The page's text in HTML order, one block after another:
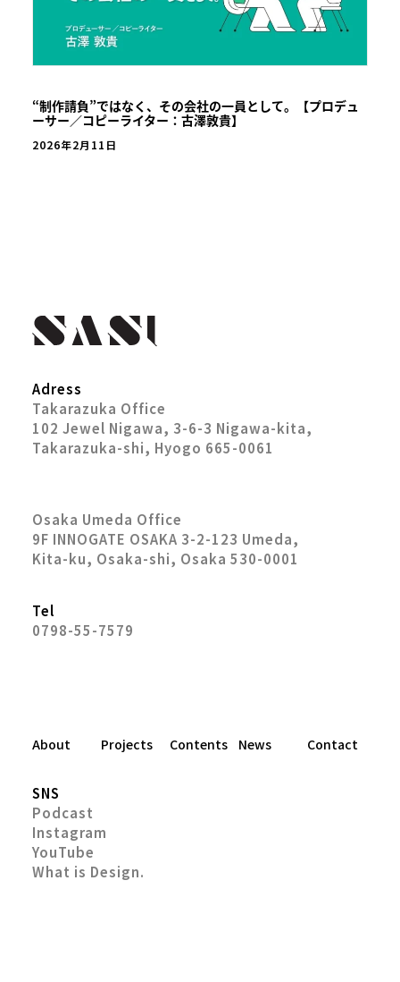
“制作請負”ではなく、その会社の一員として。【プロデュ
ーサー／コピーライター：古澤敦貴】
2026年2月11日
Adress
Takarazuka Office
102 Jewel Nigawa, 3-6-3 Nigawa-kita,
Takarazuka-shi, Hyogo 665-0061
Osaka Umeda Office
9F INNOGATE OSAKA 3-2-123 Umeda,
Kita-ku, Osaka-shi, Osaka 530-0001
Tel
0798-55-7579
About Projects Contents News Contact
SNS
Podcast
Instagram
YouTube
What is Design.